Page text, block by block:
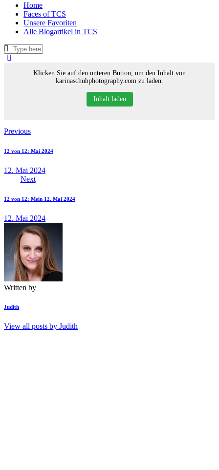
Home
Faces of TCS
Unsere Favoriten
Alle Blogartikel in TCS
Klicken Sie auf den unteren Button, um den Inhalt von
karinaschuhphotography.com zu laden.
Inhalt laden
Beitragsnavigation
Previous
12 von 12: Mai 2024
12. Mai 2024
Next
12 von 12: Mein 12. Mai 2024
12. Mai 2024
Written by
Judith
View all posts by Judith